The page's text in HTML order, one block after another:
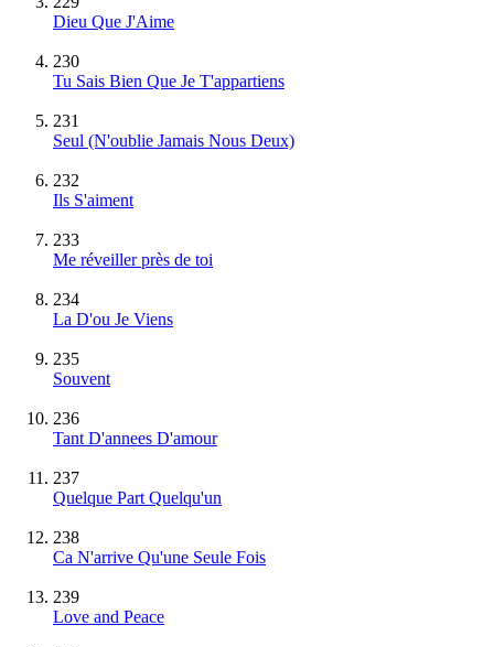
Dieu Que J'Aime
230
Tu Sais Bien Que Je T'appartiens
231
Seul (N'oublie Jamais Nous Deux)
232
Ils S'aiment
233
Me réveiller près de toi
234
La D'ou Je Viens
235
Souvent
236
Tant D'annees D'amour
237
Quelque Part Quelqu'un
238
Ca N'arrive Qu'une Seule Fois
239
Love and Peace